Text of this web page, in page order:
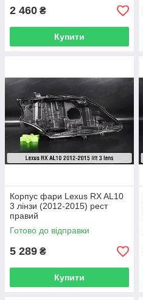
2 460 ₴
Купити
Корпус фари Lexus RX AL10
3 лінзи (2012-2015) рест
правий
Готово до відправки
5 289 ₴
Купити